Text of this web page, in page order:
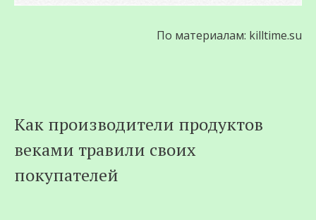
По материалам: killtime.su
Как производители продуктов
веками травили своих
покупателей